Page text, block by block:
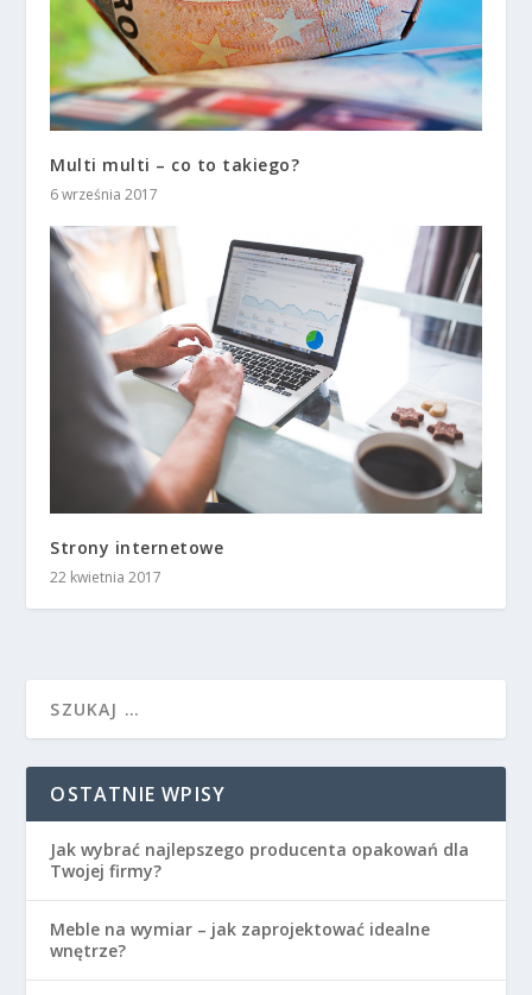
Multi multi – co to takiego?
6 września 2017
Strony internetowe
22 kwietnia 2017
OSTATNIE WPISY
Jak wybrać najlepszego producenta opakowań dla
Twojej firmy?
Meble na wymiar – jak zaprojektować idealne
wnętrze?